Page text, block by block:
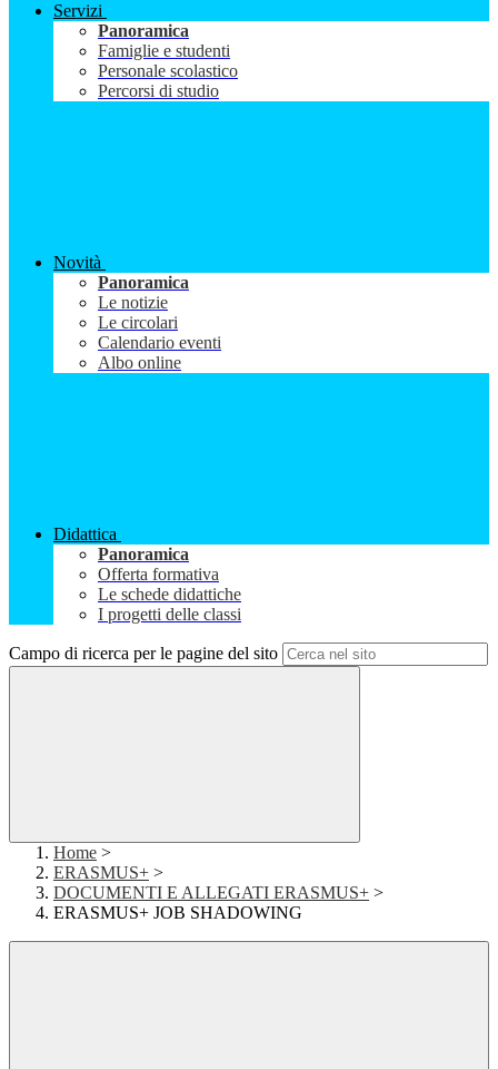
Servizi
Panoramica
Famiglie e studenti
Personale scolastico
Percorsi di studio
Novità
Panoramica
Le notizie
Le circolari
Calendario eventi
Albo online
Didattica
Panoramica
Offerta formativa
Le schede didattiche
I progetti delle classi
Campo di ricerca per le pagine del sito
Home >
ERASMUS+ >
DOCUMENTI E ALLEGATI ERASMUS+ >
ERASMUS+ JOB SHADOWING